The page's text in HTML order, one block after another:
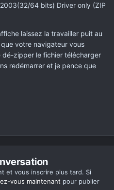
64 bits) Driver only (ZIP
laissez la travailler puit au
votre navigateur vous
zipper le fichier télécharger
redémarrer et je pence que
et vous inscrire plus tard. Si
vous maintenant pour publier